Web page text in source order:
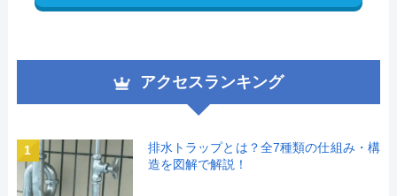
アクセスランキング
1
排水トラップとは？全7種類の仕組み・構
造を図解で解説！